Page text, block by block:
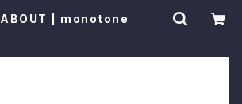
ABOUT | monotone